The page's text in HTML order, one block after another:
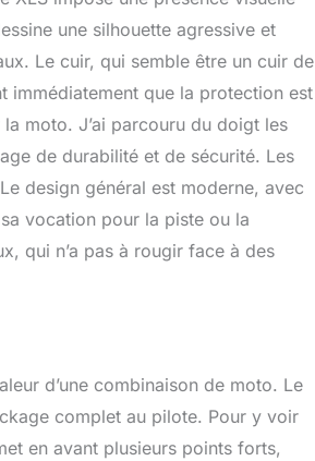
une silhouette agressive et
Le cuir, qui semble être un cuir de
immédiatement que la protection est
moto. J’ai parcouru du doigt les
de durabilité et de sécurité. Les
design général est moderne, avec
vocation pour la piste ou la
qui n’a pas à rougir face à des
d’une combinaison de moto. Le
complet au pilote. Pour y voir
en avant plusieurs points forts,